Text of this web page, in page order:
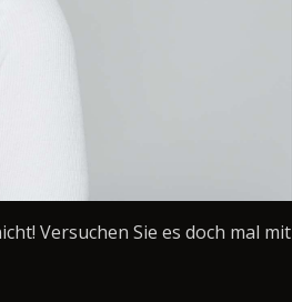
Versuchen Sie es doch mal mit